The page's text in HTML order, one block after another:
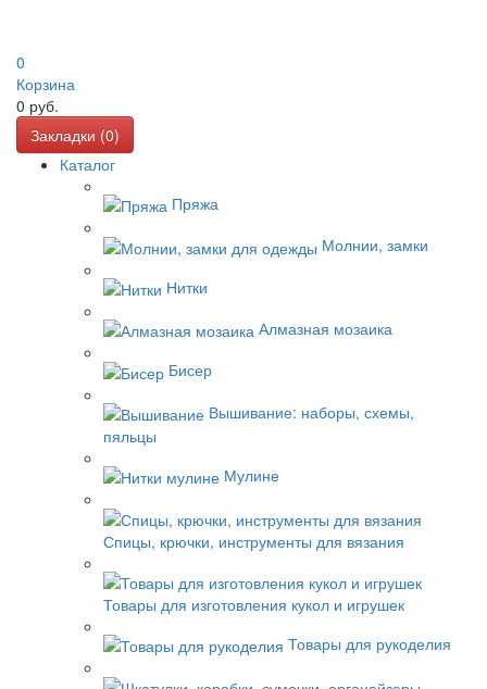
0
Корзина
0 руб.
Закладки (0)
Каталог
Пряжа
Молнии, замки
Нитки
Алмазная мозаика
Бисер
Вышивание: наборы, схемы,
пяльцы
Мулине
Спицы, крючки, инструменты для вязания
Товары для изготовления кукол и игрушек
Товары для рукоделия